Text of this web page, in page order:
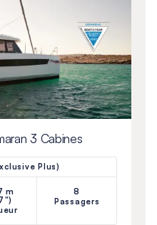
3 Cabines
Plus)
m
8
Passagers